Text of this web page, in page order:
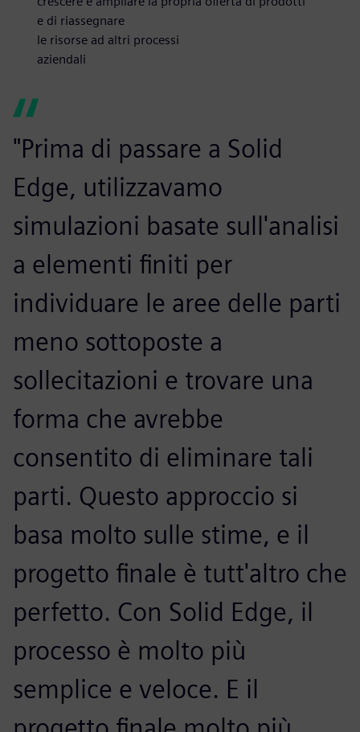
e di riassegnare
le risorse ad altri processi
aziendali
"Prima di passare a Solid
Edge, utilizzavamo
simulazioni basate sull'analisi
a elementi finiti per
individuare le aree delle parti
meno sottoposte a
sollecitazioni e trovare una
forma che avrebbe
consentito di eliminare tali
parti. Questo approccio si
basa molto sulle stime, e il
progetto finale è tutt'altro che
perfetto. Con Solid Edge, il
processo è molto più
semplice e veloce. E il